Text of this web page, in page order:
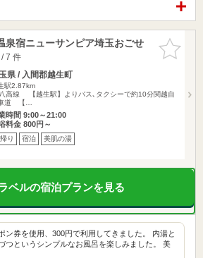
お気に入
りに追加
泉宿ニューサンピア埼玉おごせ
7 件
県 / 入間郡越生町
駅2.87km
高線 【越生駅】よりバス､タクシーで約10分関越自
道 【…
時間 9:00～21:00
料金 800円～
り 宿泊 美肌の湯
ベルの宿泊プランを見る
ン券を使用、300円で利用してきました。 内湯と
つというシンプルなお風呂を楽しみました。 美